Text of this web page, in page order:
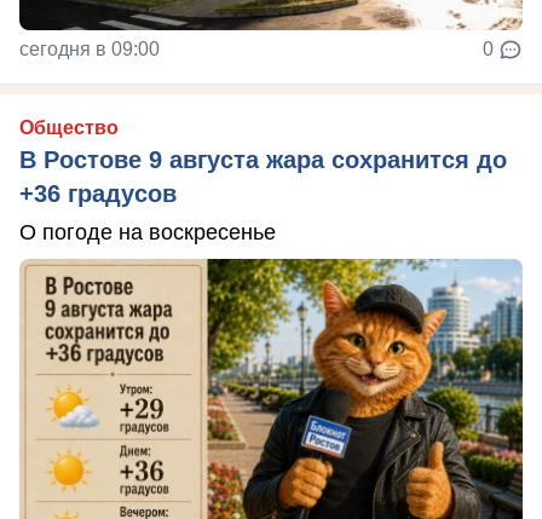
сегодня в 09:00 0
Общество
В Ростове 9 августа жара сохранится до
+36 градусов
О погоде на воскресенье